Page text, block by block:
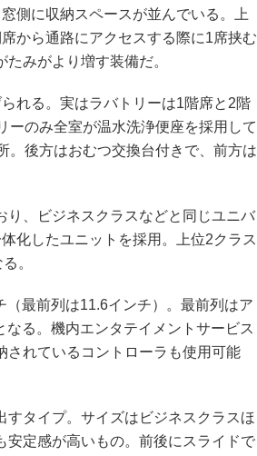
側に収納スペースが並んでいる。上
から通路にアクセスする際に1席挟む
みがより増す装備だ。
れる。実はラバトリーは1階席と2階
ーのみ全室が温水洗浄便座を採用して
。後方はおむつ交換台付きで、前方は
、ビジネスクラスなどと同じユニバ
化したユニットを採用。上位2クラス
。
最前列は11.6インチ）。最前列はア
る。機内エンタテイメントサービス
されているコントローラも使用可能
タイプ。サイズはビジネスクラスほ
安定感が高いもの。前後にスライドで